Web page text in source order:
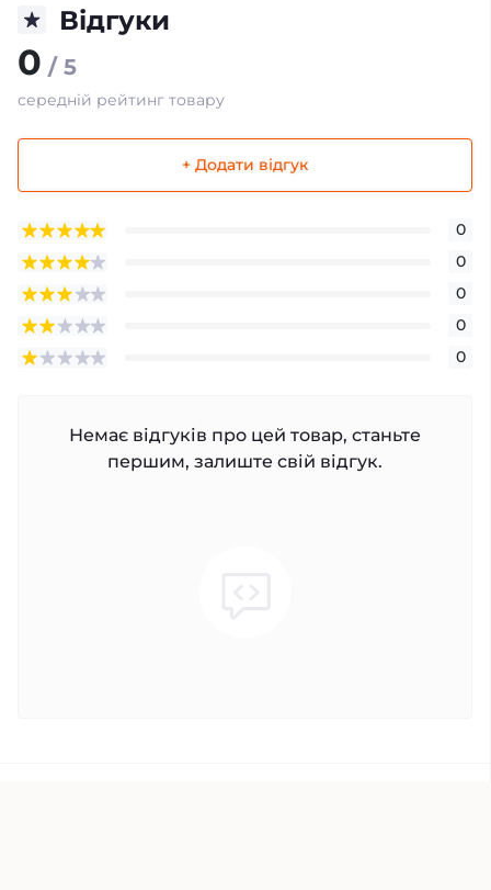
Відгуки
0 / 5
середній рейтинг товару
+ Додати відгук
0
0
0
0
0
Немає відгуків про цей товар, станьте
першим, залиште свій відгук.